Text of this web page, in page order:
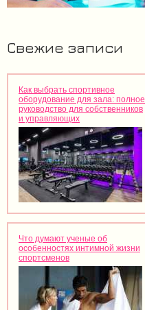
Свежие записи
Как выбрать спортивное
оборудование для зала: полное
руководство для собственников
и управляющих
Что думают ученые об
особенностях интимной жизни
спортсменов